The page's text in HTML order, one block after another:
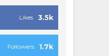
3.5k
Likes
1.7k
Followers